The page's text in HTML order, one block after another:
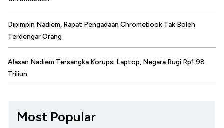
Dipimpin Nadiem, Rapat Pengadaan Chromebook Tak Boleh
Terdengar Orang
Alasan Nadiem Tersangka Korupsi Laptop, Negara Rugi Rp1,98
Triliun
Most Popular